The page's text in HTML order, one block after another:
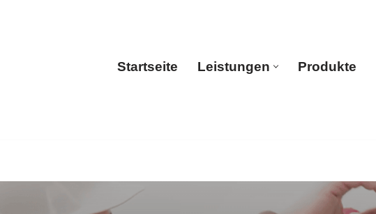
Startseite Leistungen Produkte